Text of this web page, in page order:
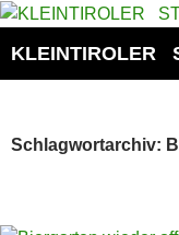
Zum
springen
Schlagwortarchiv: